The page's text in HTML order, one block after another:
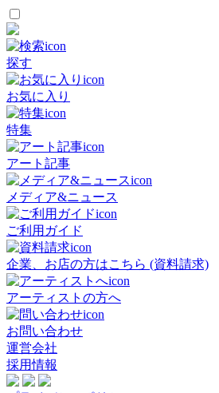
探す
お気に入り
特集
アート記事
メディア&ニュース
ご利用ガイド
企業、お店の方はこちら (資料請求)
アーティストの方へ
お問い合わせ
運営会社
採用情報